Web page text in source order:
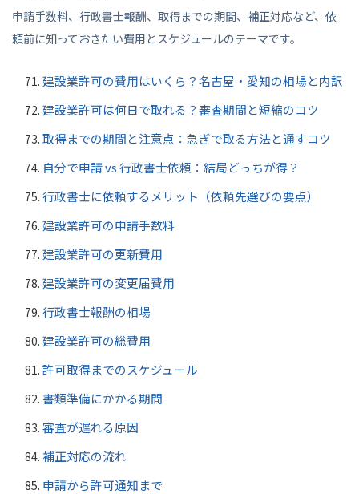
申請手数料、行政書士報酬、取得までの期間、補正対応など、依
頼前に知っておきたい費用とスケジュールのテーマです。
建設業許可の費用はいくら？名古屋・愛知の相場と内訳
建設業許可は何日で取れる？審査期間と短縮のコツ
取得までの期間と注意点：急ぎで取る方法と通すコツ
自分で申請 vs 行政書士依頼：結局どっちが得？
行政書士に依頼するメリット（依頼先選びの要点）
建設業許可の申請手数料
建設業許可の更新費用
建設業許可の変更届費用
行政書士報酬の相場
建設業許可の総費用
許可取得までのスケジュール
書類準備にかかる期間
審査が遅れる原因
補正対応の流れ
申請から許可通知まで